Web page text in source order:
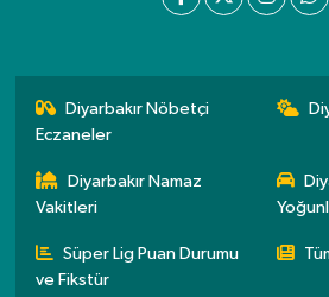
Diyarbakır Nöbetçi
Eczaneler
Diyarbakır Namaz
Vakitleri
Süper Lig Puan Durumu
ve Fikstür